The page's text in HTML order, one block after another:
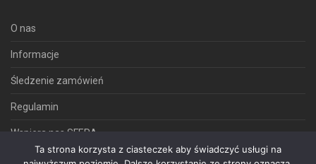
O nas
Informacje
Śledzenie zamówień
Regulamin
Wspiera nas SFERA
Ta strona korzysta z ciasteczek aby świadczyć usługi na